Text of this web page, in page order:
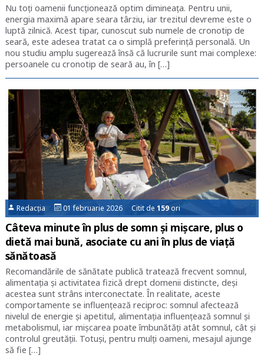
Nu toți oamenii funcționează optim dimineața. Pentru unii,
energia maximă apare seara târziu, iar trezitul devreme este o
luptă zilnică. Acest tipar, cunoscut sub numele de cronotip de
seară, este adesea tratat ca o simplă preferință personală. Un
nou studiu amplu sugerează însă că lucrurile sunt mai complexe:
persoanele cu cronotip de seară au, în […]
Redacția 01 februarie 2026 Citit de159ori
Câteva minute în plus de somn și mișcare, plus o
dietă mai bună, asociate cu ani în plus de viață
sănătoasă
Recomandările de sănătate publică tratează frecvent somnul,
alimentația și activitatea fizică drept domenii distincte, deși
acestea sunt strâns interconectate. În realitate, aceste
comportamente se influențează reciproc: somnul afectează
nivelul de energie și apetitul, alimentația influențează somnul și
metabolismul, iar mișcarea poate îmbunătăți atât somnul, cât și
controlul greutății. Totuși, pentru mulți oameni, mesajul ajunge
să fie […]